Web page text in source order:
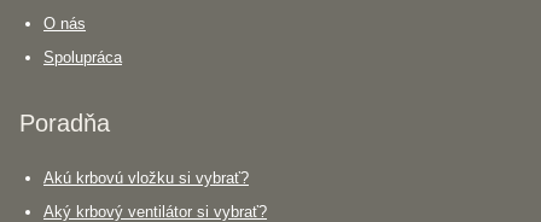
O nás
Spolupráca
Poradňa
Akú krbovú vložku si vybrať?
Aký krbový ventilátor si vybrať?